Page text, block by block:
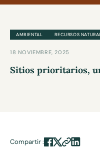
AMBIENTAL RECURSOS
18 NOVIEMBRE, 2025
Sitios prioritarios,
Compartir :